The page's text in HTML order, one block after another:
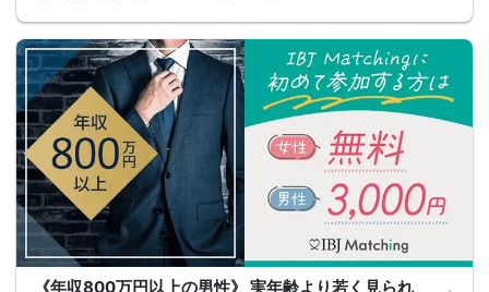
《年収800万円以上の男性》 実年齢より若く見られ